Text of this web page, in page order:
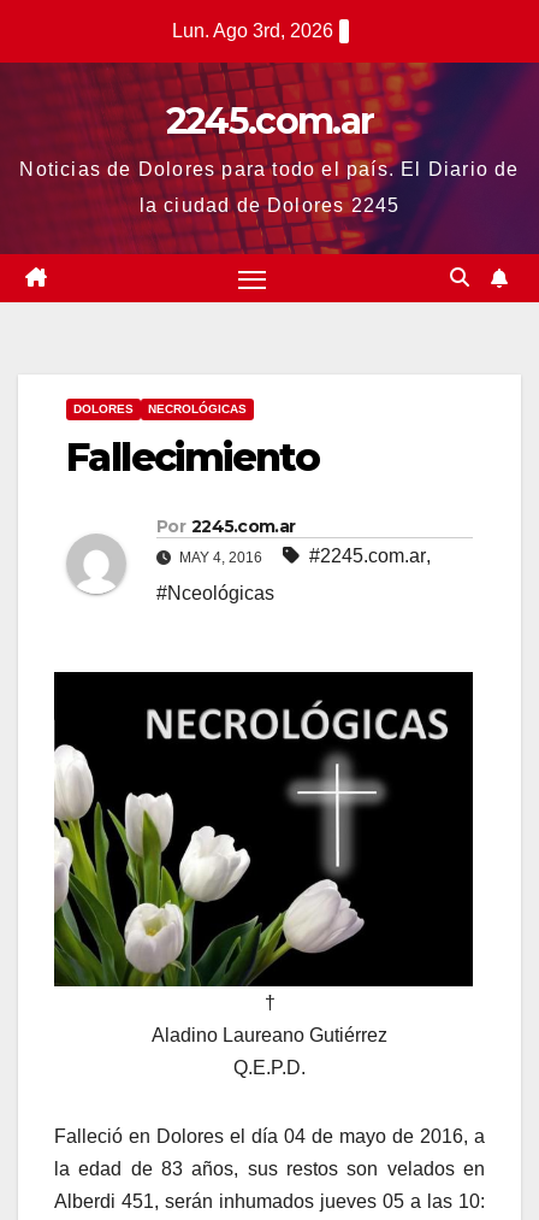
Lun. Ago 3rd, 2026
2245.com.ar
Noticias de Dolores para todo el país. El Diario de
la ciudad de Dolores 2245
DOLORES NECROLÓGICAS
Fallecimiento
Por 2245.com.ar
MAY 4, 2016 #2245.com.ar,
#Nceológicas
†
Aladino Laureano Gutiérrez
Q.E.P.D.
Falleció en Dolores el día 04 de mayo de 2016, a
la edad de 83 años, sus restos son velados en
Alberdi 451, serán inhumados jueves 05 a las 10: